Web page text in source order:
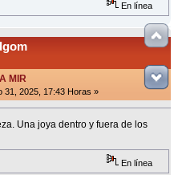
En línea
MIR
31, 2025, 17:43 Horas »
Una joya dentro y fuera de los
En línea